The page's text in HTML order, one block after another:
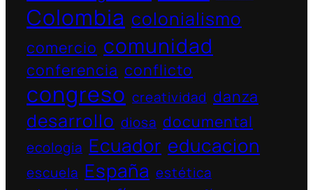
Colombia colonialismo
comercio comunidad
conferencia conflicto
congreso creatividad danza
desarrollo diosa documental
ecologia Ecuador educacion
escuela España estética